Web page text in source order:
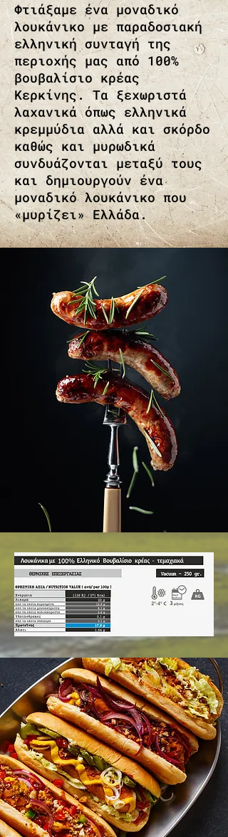
Φτιάξαμε ένα μοναδικό
λουκάνικο με παραδοσιακή
ελληνική συνταγή της
περιοχής μας από 100%
βουβαλίσιο κρέας
Κερκίνης. Τα ξεχωριστά
λαχανικά όπως ελληνικά
κρεμμύδια αλλά και σκόρδο
καθώς και μυρωδικά
συνδυάζονται μεταξύ τους
και δημιουργούν ένα
μοναδικό λουκάνικο που
«μυρίζει» Ελλάδα.